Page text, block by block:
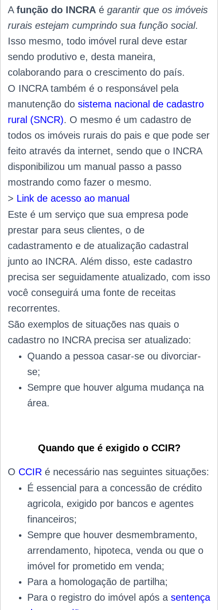
A função do INCRA é garantir que os imóveis
rurais estejam cumprindo sua função social.
Isso mesmo, todo imóvel rural deve estar
sendo produtivo e, desta maneira,
colaborando para o crescimento do país.
O INCRA também é o responsável pela
manutenção do sistema nacional de cadastro
rural (SNCR). O mesmo é um cadastro de
todos os imóveis rurais do pais e que pode ser
feito através da internet, sendo que o INCRA
disponibilizou um manual passo a passo
mostrando como fazer o mesmo.
> Link de acesso ao manual
Este é um serviço que sua empresa pode
prestar para seus clientes, o de
cadastramento e de atualização cadastral
junto ao INCRA. Além disso, este cadastro
precisa ser seguidamente atualizado, com isso
você conseguirá uma fonte de receitas
recorrentes.
São exemplos de situações nas quais o
cadastro no INCRA precisa ser atualizado:
Quando a pessoa casar-se ou divorciar-
se;
Sempre que houver alguma mudança na
área.
Quando que é exigido o CCIR?
O CCIR é necessário nas seguintes situações:
É essencial para a concessão de crédito
agricola, exigido por bancos e agentes
financeiros;
Sempre que houver desmembramento,
arrendamento, hipoteca, venda ou que o
imóvel for prometido em venda;
Para a homologação de partilha;
Para o registro do imóvel após a sentença